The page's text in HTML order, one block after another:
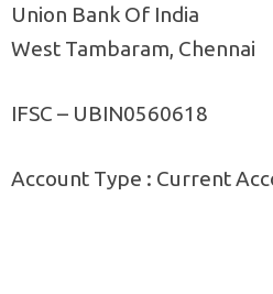
Union Bank Of India
West Tambaram, Chennai
IFSC – UBIN0560618
Account Type : Current